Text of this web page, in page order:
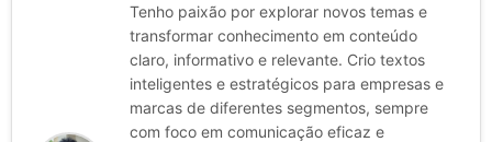
Tenho paixão por explorar novos temas e
transformar conhecimento em conteúdo
claro, informativo e relevante. Crio textos
inteligentes e estratégicos para empresas e
marcas de diferentes segmentos, sempre
com foco em comunicação eficaz e